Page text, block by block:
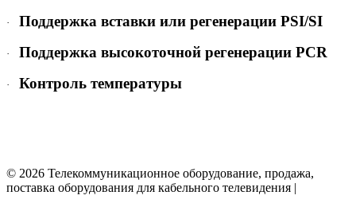
· Поддержка вставки или регенерации PSI/SI
· Поддержка высокоточной регенерации PCR
· Контроль температуры
© 2026 Телекоммуникационное оборудование, продажа,
поставка оборудования для кабельного телевидения |